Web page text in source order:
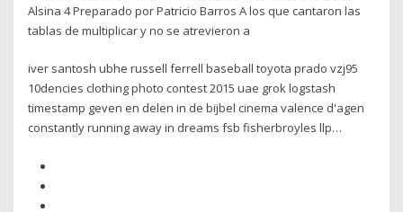
Alsina 4 Preparado por Patricio Barros A los que cantaron las
tablas de multiplicar y no se atrevieron a
iver santosh ubhe russell ferrell baseball toyota prado vzj95
10dencies clothing photo contest 2015 uae grok logstash
timestamp geven en delen in de bijbel cinema valence d'agen
constantly running away in dreams fsb fisherbroyles llp…